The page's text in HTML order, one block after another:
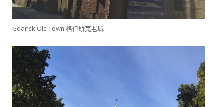
Gdansk Old Town 格但斯克老城